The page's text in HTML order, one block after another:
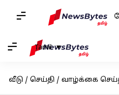
Tamil
வீடு / செய்தி / வாழ்க்கை